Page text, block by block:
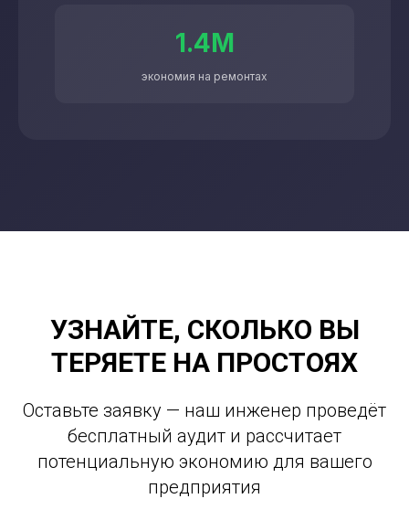
1.4М
экономия на ремонтах
УЗНАЙТЕ, СКОЛЬКО ВЫ
ТЕРЯЕТЕ НА ПРОСТОЯХ
Оставьте заявку — наш инженер проведёт
бесплатный аудит и рассчитает
потенциальную экономию для вашего
предприятия